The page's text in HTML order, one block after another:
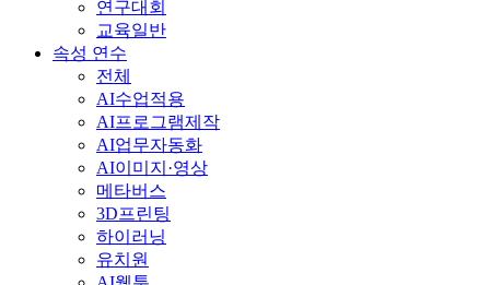
연구대회
교육일반
속성 연수
전체
AI수업적용
AI프로그램제작
AI업무자동화
AI이미지·영상
메타버스
3D프린팅
하이러닝
유치원